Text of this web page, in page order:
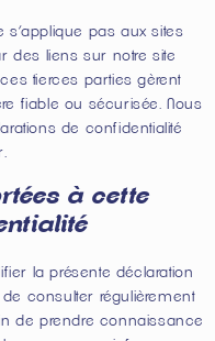
s’applique pas aux sites
des liens sur notre site
tierces parties gèrent
fiable ou sécurisée. Nous
de confidentialité
à cette
la présente déclaration
consulter régulièrement
de prendre connaissance